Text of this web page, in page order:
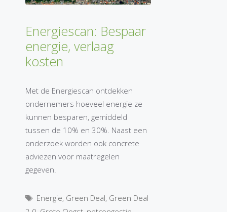
Energiescan: Bespaar
energie, verlaag
kosten
Met de Energiescan ontdekken
ondernemers hoeveel energie ze
kunnen besparen, gemiddeld
tussen de 10% en 30%. Naast een
onderzoek worden ook concrete
adviezen voor maatregelen
gegeven.
Tags
Energie, Green Deal, Green Deal